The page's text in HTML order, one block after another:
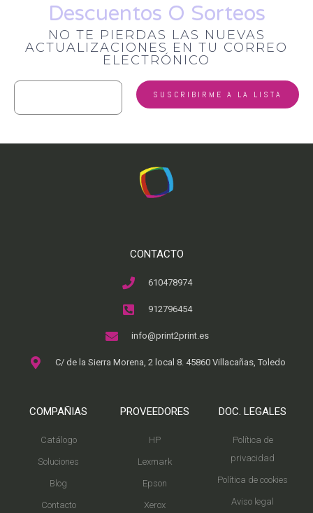
Descuentos O Sorteos
NO TE PIERDAS LAS NUEVAS
ACTUALIZACIONES EN TU CORREO
ELECTRÓNICO
CONTACTO
610478974
912796454
info@print2print.es
C/ de la Sierra Morena, 2 local 8. 45860 Villacañas, Toledo
COMPAÑIAS
Catálogo
Soluciones
Blog
Contacto
PROVEEDORES
HP
Lexmark
Epson
Xerox
DOC. LEGALES
Política de
privacidad
Política de cookies
Aviso legal